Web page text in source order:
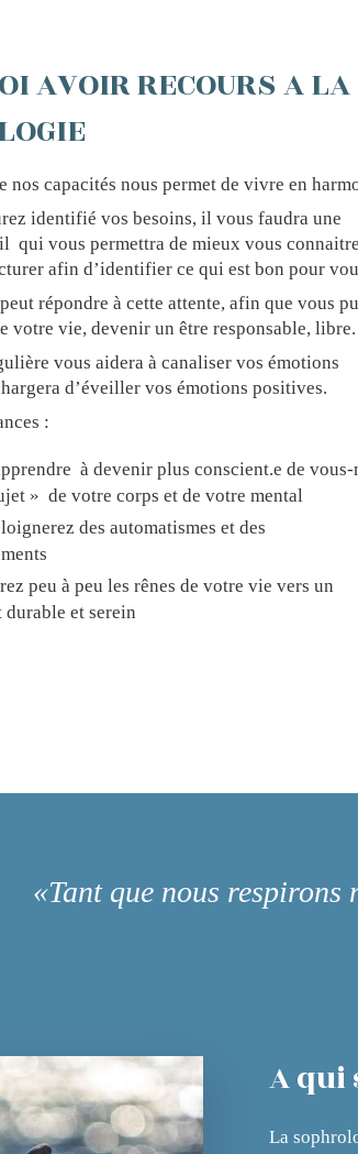
AVOIR RECOURS A LA
nos capacités nous permet de vivre en
identifié vos besoins, il vous faudra une
qui vous permettra de mieux vous
afin d’identifier ce qui est bon pour
répondre à cette attente, afin que vous
votre vie, devenir un être responsable, libre.
vous aidera à canaliser vos émotions
d’éveiller vos émotions positives.
:
à devenir plus conscient.e de vous-
» de votre corps et de votre mental
des automatismes et des
peu à peu les rênes de votre vie vers un
durable et serein
«Tant que nous respirons
A qui
La